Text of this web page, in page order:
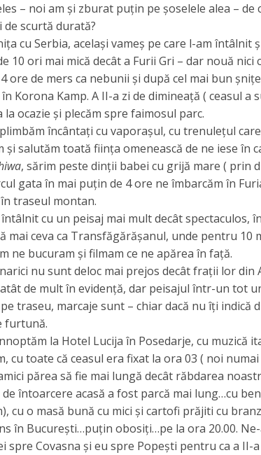
– noi am și zburat puțin pe șoselele alea –
scurtă durată?
cu Serbia, același vameș pe care l-am
10 ori mai mică decât a Furii Gri – dar nouă nici
ore de mers ca nebunii și după cel mai bun
Korona Kamp. A II-a zi de dimineață ( ceasul
la ocazie și plecăm spre faimosul parc.
încântați cu vaporașul, cu trenulețul
și salutăm toată ființa omenească de ne iese în
, sărim peste dinții babei cu grijă mare ( prin
gata în mai puțin de 4 ore ne îmbarcăm în
traseul montan.
cu un peisaj mai mult decât spectaculos,
mai ceva ca Transfăgărășanul, unde pentru
ne bucuram și filmam ce ne apărea în față.
nu sunt deloc mai prejos decât frații lor din
de mult în evidență, dar peisajul într-un tot
traseu, marcaje sunt – chiar dacă nu îți
furtună.
la Hotel Lucija în Posedarje, cu muzică
cu toate că ceasul era fixat la ora 03 ( noi
părea să fie mai lungă decât răbdarea
întoarcere acasă a fost parcă mai lung…cu
cu o masă bună cu mici și cartofi prăjiti cu
în București…puțin obosiți…pe la ora 20.00.
spre Covasna și eu spre Popești pentru ca a II-a